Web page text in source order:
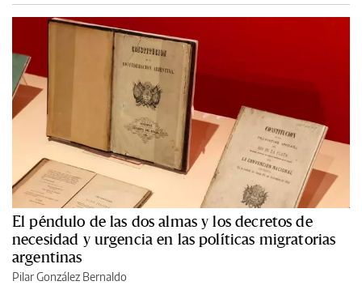
El péndulo de las dos almas y los decretos de
necesidad y urgencia en las políticas migratorias
argentinas
Pilar González Bernaldo